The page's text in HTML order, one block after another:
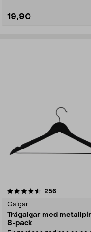
19,90
256recensioner
Galgar
Trägalgar med
8-pack
4.0av 5 stjärnor